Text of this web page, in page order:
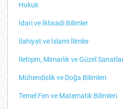
Hukuk
İdari ve İktisadi Bilimler
İlahiyat ve İslami İlimler
İletişim, Mimarlık ve Güzel
Mühendislik ve Doğa Bilimleri
Temel Fen ve Matematik Bilimleri